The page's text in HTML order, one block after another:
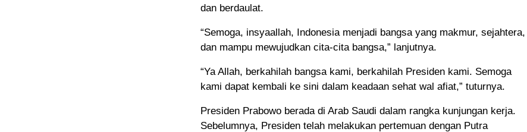
dan berdaulat.
“Semoga, insyaallah, Indonesia menjadi bangsa yang makmur, sejahtera,
dan mampu mewujudkan cita-cita bangsa,” lanjutnya.
“Ya Allah, berkahilah bangsa kami, berkahilah Presiden kami. Semoga
kami dapat kembali ke sini dalam keadaan sehat wal afiat,” tuturnya.
Presiden Prabowo berada di Arab Saudi dalam rangka kunjungan kerja.
Sebelumnya, Presiden telah melakukan pertemuan dengan Putra